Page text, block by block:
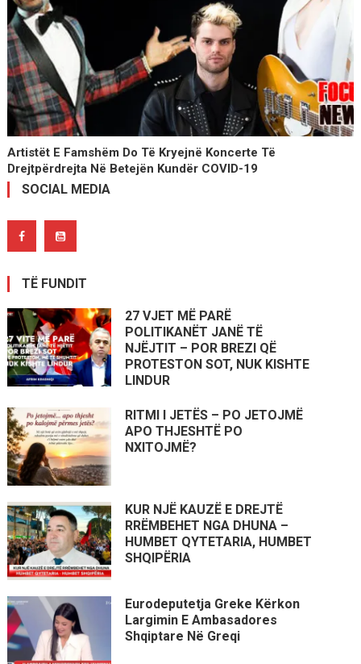
Artistët E Famshëm Do Të Kryejnë Koncerte Të
Drejtpërdrejta Në Betejën Kundër COVID-19
SOCIAL MEDIA
TË FUNDIT
27 VJET MË PARË
POLITIKANËT JANË TË
NJËJTIT – POR BREZI QË
PROTESTON SOT, NUK KISHTE
LINDUR
RITMI I JETËS – PO JETOJMË
APO THJESHTË PO
NXITOJMË?
KUR NJË KAUZË E DREJTË
RRËMBEHET NGA DHUNA –
HUMBET QYTETARIA, HUMBET
SHQIPËRIA
Eurodeputetja Greke Kërkon
Largimin E Ambasadores
Shqiptare Në Greqi